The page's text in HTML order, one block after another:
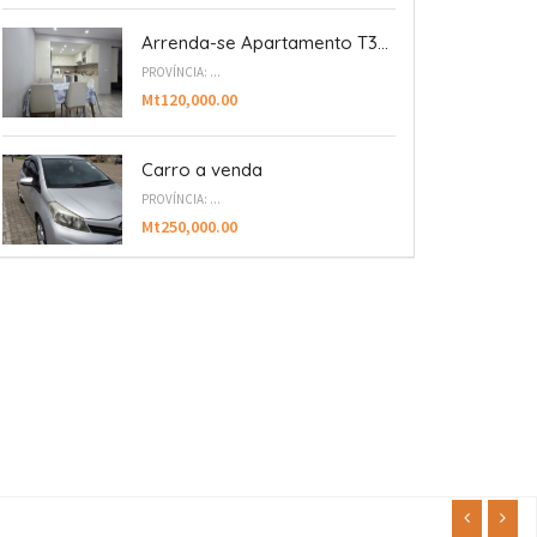
Arrenda-se Apartamento T3...
PROVÍNCIA: ...
Mt120,000.00
Carro a venda
PROVÍNCIA: ...
Mt250,000.00